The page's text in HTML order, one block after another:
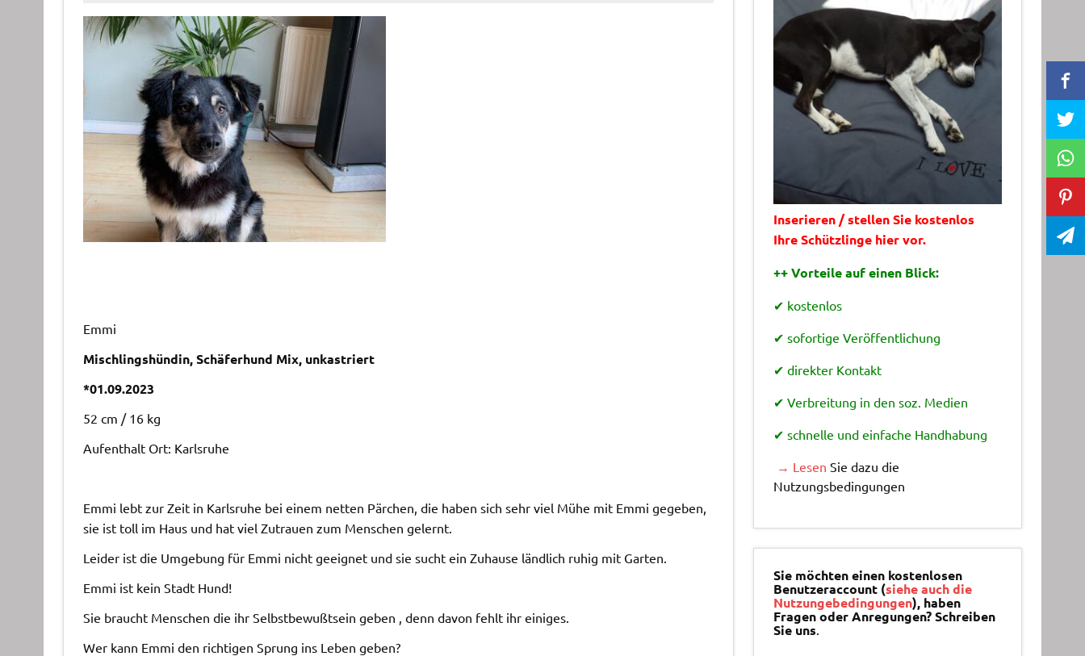
Emmi
Mischlingshündin, Schäferhund Mix, unkastriert
*01.09.2023
52 cm / 16 kg
Aufenthalt Ort: Karlsruhe
Emmi lebt zur Zeit in Karlsruhe bei einem netten Pärchen, die haben sich sehr viel Mühe mit Emmi gegeben,
sie ist toll im Haus und hat viel Zutrauen zum Menschen gelernt.
Leider ist die Umgebung für Emmi nicht geeignet und sie sucht ein Zuhause ländlich ruhig mit Garten.
Emmi ist kein Stadt Hund!
Sie braucht Menschen die ihr Selbstbewußtsein geben , denn davon fehlt ihr einiges.
Wer kann Emmi den richtigen Sprung ins Leben geben?
Inserieren / stellen Sie kostenlos
Ihre Schützlinge hier vor.
++ Vorteile auf einen Blick:
✔ kostenlos
✔ sofortige Veröffentlichung
✔ direkter Kontakt
✔ Verbreitung in den soz. Medien
✔ schnelle und einfache Handhabung
→ Lesen Sie dazu die
Nutzungsbedingungen
Sie möchten einen kostenlosen
Benutzeraccount (siehe auch die
Nutzungebedingungen), haben
Fragen oder Anregungen? Schreiben
Sie uns.